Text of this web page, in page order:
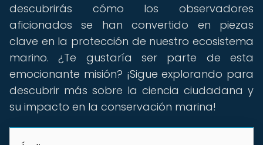
descubrirás cómo los observadores
aficionados se han convertido en piezas
clave en la protección de nuestro ecosistema
marino. ¿Te gustaría ser parte de esta
emocionante misión? ¡Sigue explorando para
descubrir más sobre la ciencia ciudadana y
su impacto en la conservación marina!